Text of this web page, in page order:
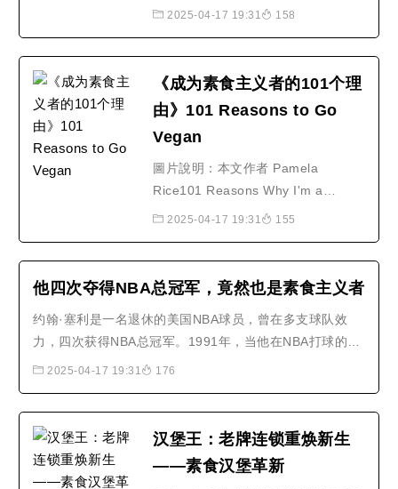
全球54国，才拍摄的影片。该片是继
片，而且特别选在6月5日世界环境日
客观的角度阐述地球的诞生，演变以
及地球现今所面临的种..
2025-04-17 19:31 158
《成为素食主义者的101个理
由》101 Reasons to Go
Vegan
圖片說明：本文作者 Pamela
Rice101 Reasons Why I'm a
Vegetarian (2007)我為何是個素食者
pamphlet version2007年第7次小冊
He中文審核: 黃文仁 James Huang /
張圓圓 Carol Zhang1 Nearly all of
th..
2025-04-17 19:31 155
他四次夺得NBA总冠军，竟然也是素食主义者
约翰·塞利是一名退休的美国NBA球员，曾在多支球队效
力，四次获得NBA总冠军。1991年，当他在NBA打球的第
5年时，他成为素食者，茹素后，他减轻了10磅，但还是比
2025-04-17 19:31 176
汉堡王：老牌连锁重焕新生
——素食汉堡革新